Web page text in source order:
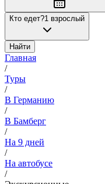
Кто едет?1 взрослый
Найти
Главная
/
Туры
/
В Германию
/
В Бамберг
/
На 9 дней
/
На автобусе
/